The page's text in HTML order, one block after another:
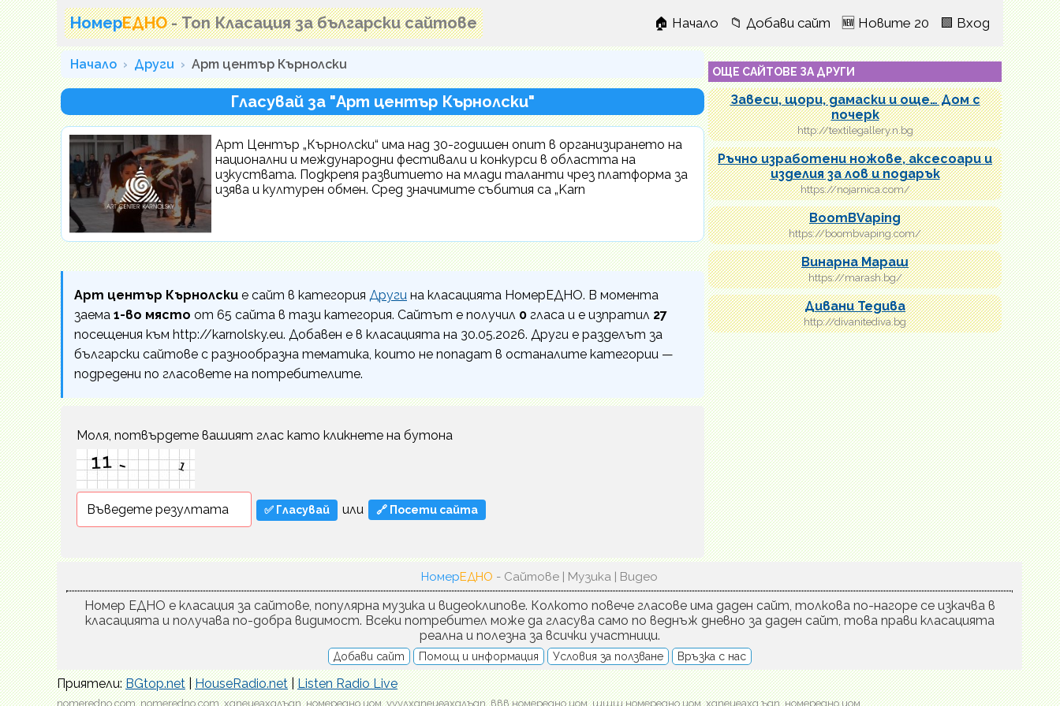
НомерЕДНО - Топ Класация за български сайтове 🏠 Начало 📁 Добави сайт 🆕 Новите 20 🟩 Вход
Начало Други Арт център Кърнолски
Гласувай за "Арт център Кърнолски"
Арт Център „Кърнолски“ има над 30-годишен опит в организирането на
национални и международни фестивали и конкурси в областта на
изкуствата. Подкрепя развитието на млади таланти чрез платформа за
изява и културен обмен. Сред значимите събития са „Karn
Арт център Кърнолски е сайт в категория Други на класацията НомерЕДНО. В момента
заема 1-во място от 65 сайта в тази категория. Сайтът е получил 0 гласа и е изпратил 27
посещения към http://karnolsky.eu. Добавен е в класацията на 30.05.2026. Други е разделът за
български сайтове с разнообразна тематика, които не попадат в останалите категории —
подредени по гласовете на потребителите.
Моля, потвърдете вашият глас като кликнете на бутона
или 🔗 Посети сайта
ОЩЕ САЙТОВЕ ЗА ДРУГИ
Завеси, щори, дамаски и още… Дом с
почерк
http://textilegallery.n.bg
Ръчно изработени ножове, аксесоари и
изделия за лов и подарък
https://nojarnica.com/
BoomBVaping
https://boombvaping.com/
Винарна Мараш
https://marash.bg/
Дивани Тедива
http://divanitediva.bg
НомерЕДНО - Сайтове | Музика | Видео
Номер ЕДНО е класация за сайтове, популярна музика и видеоклипове. Колкото повече гласове има даден сайт, толкова по-нагоре се изкачва в
класацията и получава по-добра видимост. Всеки потребител може да гласува само по веднъж дневно за даден сайт, това прави класацията
реална и полезна за всички участници.
Добави сайт Помощ и информация Условия за ползване Връзка с нас
Приятели:BGtop.net|HouseRadio.net|Listen Radio Live
nomeredno.com, nomeredno com, хдпеиеахдлъдп, номередно.цом, ууулхдпеиеахдлъдп, ввв.номередно.цом, шшш.номередно.цом, хдпеиеахд ъдп, номередно цом